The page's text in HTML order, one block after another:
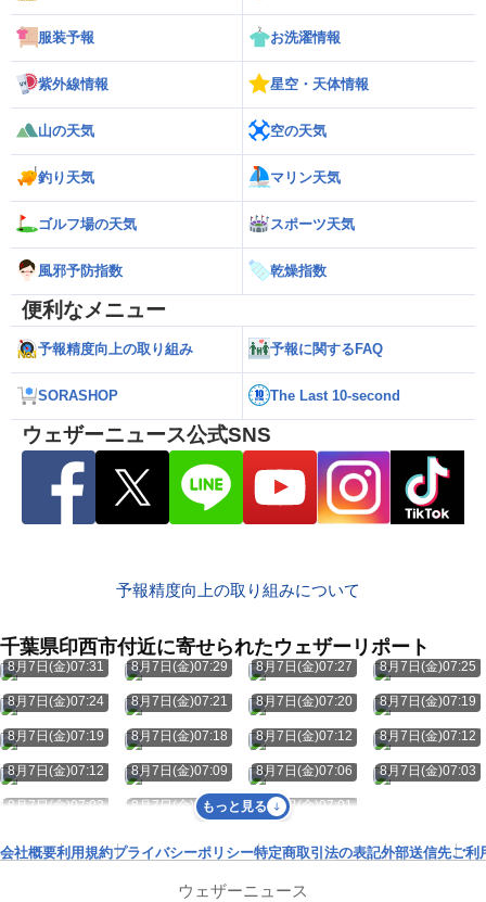
服装予報 お洗濯情報
紫外線情報 星空・天体情報
山の天気 空の天気
釣り天気 マリン天気
ゴルフ場の天気 スポーツ天気
風邪予防指数 乾燥指数
便利なメニュー
予報精度向上の取り組み 予報に関するFAQ
SORASHOP The Last 10-second
ウェザーニュース公式SNS
予報精度向上の取り組みについて
千葉県印西市付近に寄せられたウェザーリポート
8月7日(金)07:31 8月7日(金)07:29 8月7日(金)07:27 8月7日(金)07:25
8月7日(金)07:24 8月7日(金)07:21 8月7日(金)07:20 8月7日(金)07:19
8月7日(金)07:19 8月7日(金)07:18 8月7日(金)07:12 8月7日(金)07:12
8月7日(金)07:12 8月7日(金)07:09 8月7日(金)07:06 8月7日(金)07:03
8月7日(金)07:03 8月7日(金)07:03 8月7日(金)07:01
もっと見る
会社概要利用規約プライバシーポリシー特定商取引法の表記外部送信先ご利
ウェザーニュース